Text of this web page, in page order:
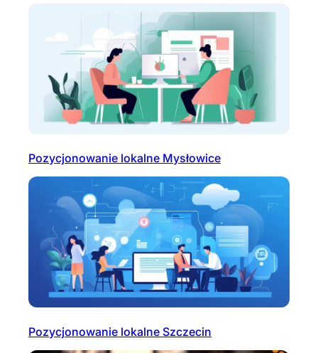
Pozycjonowanie lokalne Mysłowice
Pozycjonowanie lokalne Szczecin